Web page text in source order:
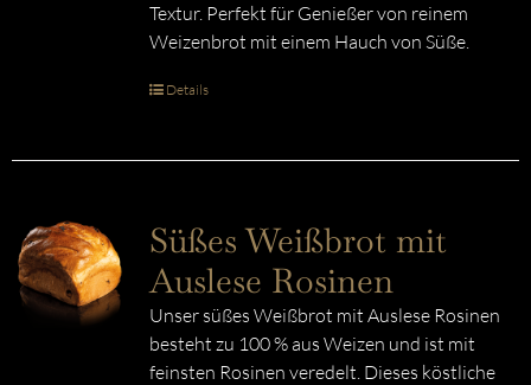
Textur. Perfekt für Genießer von reinem
Weizenbrot mit einem Hauch von Süße.
Details
Süßes Weißbrot mit
Auslese Rosinen
Unser süßes Weißbrot mit Auslese Rosinen
besteht zu 100 % aus Weizen und ist mit
feinsten Rosinen veredelt. Dieses köstliche